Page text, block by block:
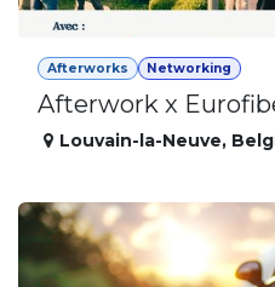
Afterworks Networking
Afterwork x
Louvain-la-Neuve,